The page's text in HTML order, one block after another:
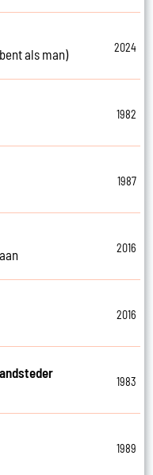
als man)
2024
1982
1987
2016
2016
1983
1989